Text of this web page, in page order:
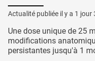
Actualité publiée il y a 1 jour
Une dose unique de 25
modifications
persistantes jusqu'à 1